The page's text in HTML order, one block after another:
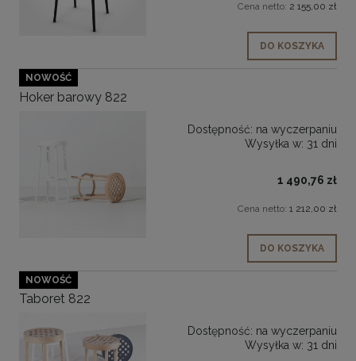
Cena netto: 2 155,00 zł
DO KOSZYKA
Hoker barowy 822
Dostępność: na wyczerpaniu
Wysyłka w: 31 dni
1 490,76 zł
Cena netto: 1 212,00 zł
DO KOSZYKA
NOWOŚĆ
Taboret 822
Dostępność: na wyczerpaniu
Wysyłka w: 31 dni
NOWOŚĆ